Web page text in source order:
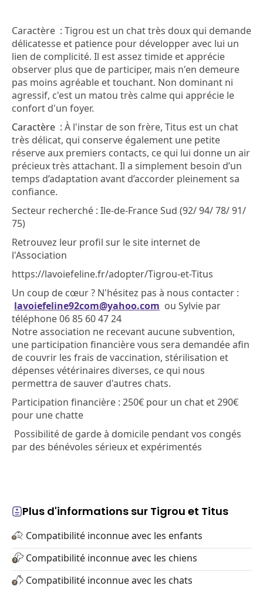
Caractère : Tigrou est un chat très doux qui demande
délicatesse et patience pour développer avec lui un
lien de complicité. Il est assez timide et apprécie
observer plus que de participer, mais n'en demeure
pas moins agréable et touchant. Non dominant ni
agressif, c'est un matou très calme qui apprécie le
confort d'un foyer.
Caractère : À l'instar de son frère, Titus est un chat
très délicat, qui conserve également une petite
réserve aux premiers contacts, ce qui lui donne un air
précieux très attachant. Il a simplement besoin d’un
temps d’adaptation avant d’accorder pleinement sa
confiance.
Secteur recherché : Ile-de-France Sud (92/ 94/ 78/ 91/
75)
Retrouvez leur profil sur le site internet de
l'Association
https://lavoiefeline.fr/adopter/Tigrou-et-Titus
Un coup de cœur ? N'hésitez pas à nous contacter :
lavoiefeline92com@yahoo.com ou Sylvie par
téléphone 06 85 60 47 24
Notre association ne recevant aucune subvention,
une participation financière vous sera demandée afin
de couvrir les frais de vaccination, stérilisation et
dépenses vétérinaires diverses, ce qui nous
permettra de sauver d'autres chats.
Participation financière : 250€ pour un chat et 290€
pour une chatte
Possibilité de garde à domicile pendant vos congés
par des bénévoles sérieux et expérimentés
Plus d'informations sur Tigrou et Titus
Compatibilité inconnue avec les enfants
Compatibilité inconnue avec les chiens
Compatibilité inconnue avec les chats